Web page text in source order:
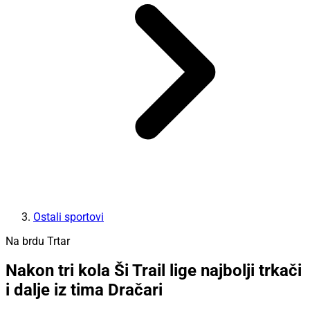
Ostali sportovi
Na brdu Trtar
Nakon tri kola Ši Trail lige najbolji trkači
i dalje iz tima Dračari